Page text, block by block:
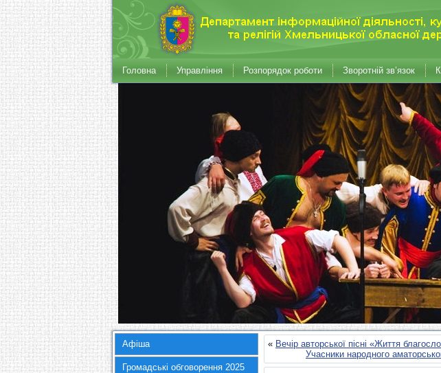
Головна Управління Розпорядок роботи Зворотній зв’язок
Афіша
Громадські обговорення 2025
« Вечір авторської пісні «Життя
Учасники народного